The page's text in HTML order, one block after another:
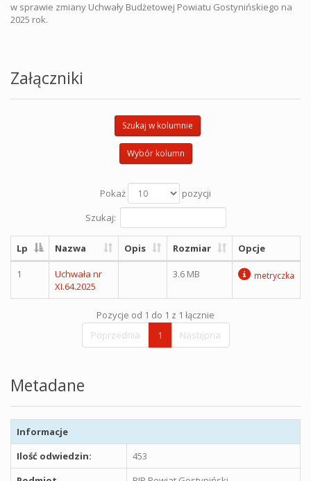
w sprawie zmiany Uchwały Budżetowej Powiatu Gostynińskiego na
2025 rok.
Załączniki
Szukaj w kolumnie
Wybór kolumn
Pokaż
pozycji
Szukaj:
Lp Nazwa Opis Rozmiar Opcje
1
Uchwała nr
XI.64.2025
3.6 MB metryczka
Pozycje od 1 do 1 z 1 łącznie
Poprzednia
1 Następna
Metadane
Informacje
Ilość odwiedzin:
453